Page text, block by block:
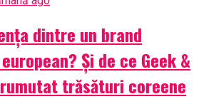
dintre un brand
Și de ce Geek &
trăsături coreene